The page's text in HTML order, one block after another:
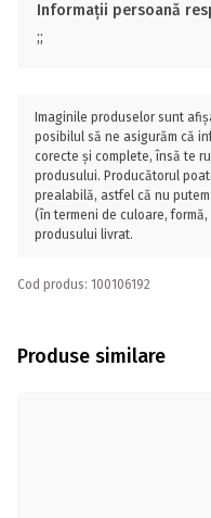
Informații persoană
;;
Imaginile produselor sunt
posibilul să ne asigurăm că
corecte și complete, însă te
produsului. Producătorul
prealabilă, astfel că nu
(în termeni de culoare,
produsului livrat.
Cod produs: 100106192
Produse similare